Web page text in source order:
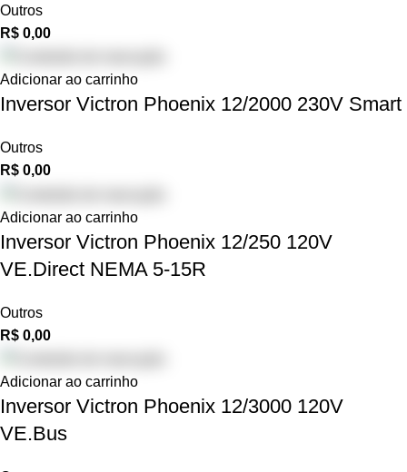
Outros
R$ 0,00
Adicionar ao carrinho
Inversor Victron Phoenix 12/2000 230V Smart
Outros
R$ 0,00
Adicionar ao carrinho
Inversor Victron Phoenix 12/250 120V
VE.Direct NEMA 5-15R
Outros
R$ 0,00
Adicionar ao carrinho
Inversor Victron Phoenix 12/3000 120V
VE.Bus